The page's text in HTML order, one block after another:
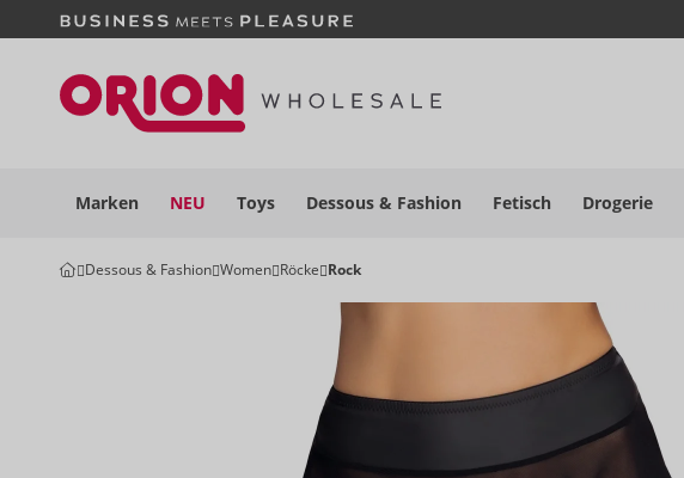
Marken NEU Toys Dessous & Fashion Fetisch Drogerie
Dessous & Fashion Women Röcke Rock